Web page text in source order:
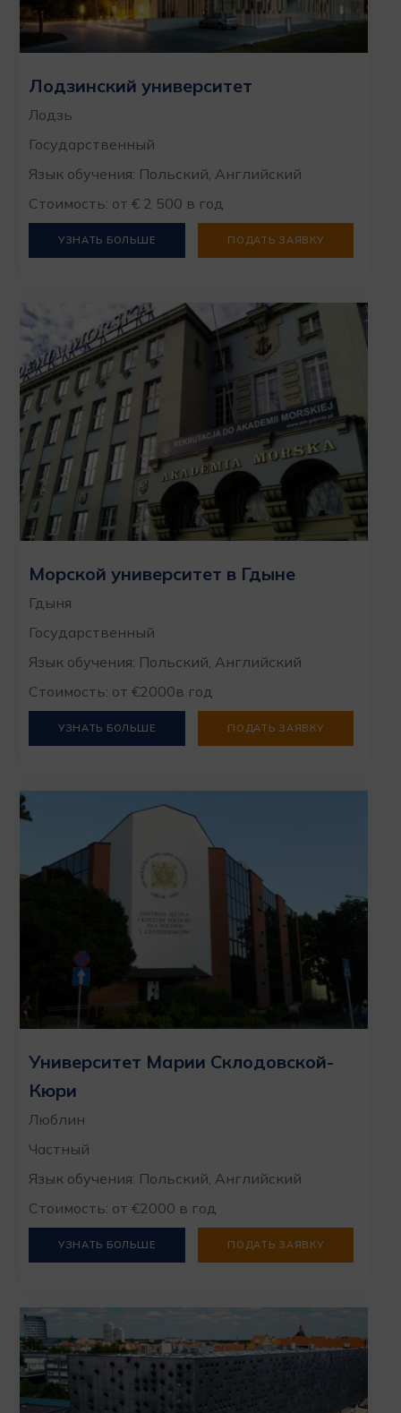
Лодзинский университет
Лодзь
Государственный
Язык обучения: Польский, Английский
Стоимость: от € 2 500 в год
УЗНАТЬ БОЛЬШЕ ПОДАТЬ ЗАЯВКУ
Морской университет в Гдыне
Гдыня
Государственный
Язык обучения: Польский, Английский
Стоимость: от €2000в год
УЗНАТЬ БОЛЬШЕ ПОДАТЬ ЗАЯВКУ
Университет Марии Склодовской-
Кюри
Люблин
Частный
Язык обучения: Польский, Английский
Стоимость: от €2000 в год
УЗНАТЬ БОЛЬШЕ ПОДАТЬ ЗАЯВКУ